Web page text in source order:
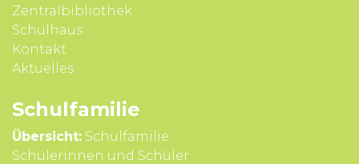
Zentralbibliothek
Schulhaus
Kontakt
Aktuelles
Schul­familie
Übersicht: Schulfamilie
Schülerinnen und Schüler